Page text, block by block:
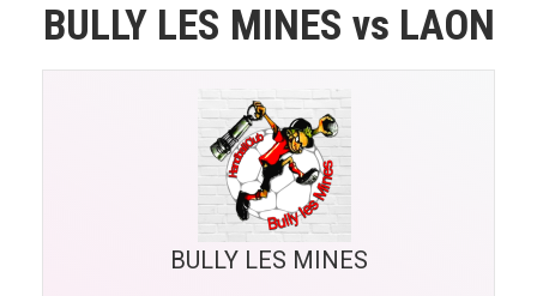
BULLY LES MINES vs LAON
BULLY LES MINES